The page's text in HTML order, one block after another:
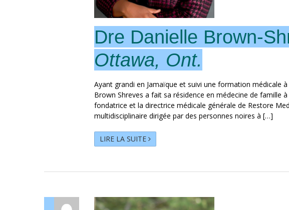
Dre Danielle Brown-
Ottawa, Ont.
Ayant grandi en Jamaïque et suivi une formation médicale
Brown Shreves a fait sa résidence en médecine de famille à
fondatrice et la directrice médicale générale de Restore
multidisciplinaire dirigée par des personnes noires à […]
LIRE LA SUITE